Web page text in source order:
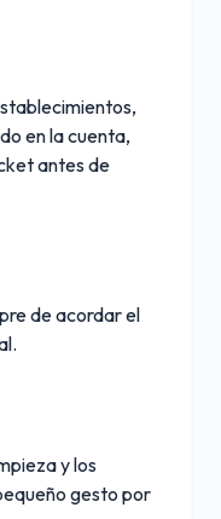
en la cuenta,
antes de
de acordar el
y los
gesto por